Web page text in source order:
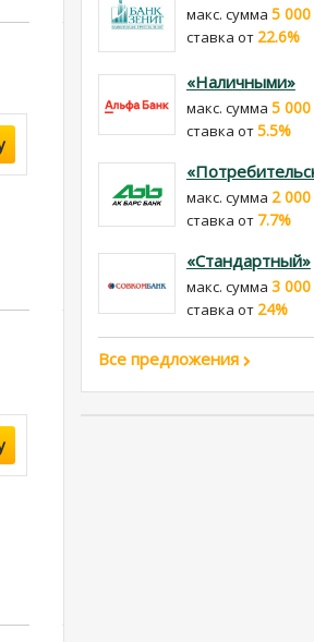
макс. сумма 5
cтавка от 22.6%
«Наличными»
макс. сумма 5
cтавка от5.5%
макс. сумма 2
cтавка от 7.7%
«Стандартный»
макс. сумма 3
cтавка от 24%
Все предложения